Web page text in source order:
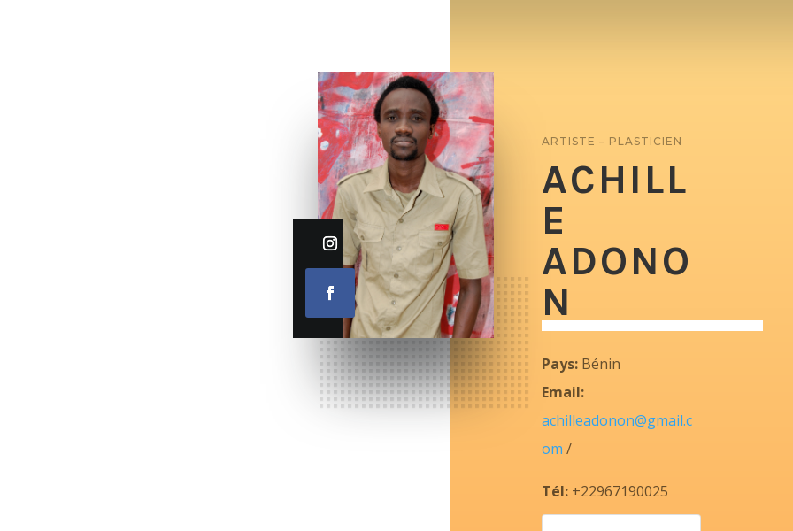
ARTISTE – PLASTICIEN
ACHILL
E
ADONO
N
Pays:Bénin
Email:
achilleadonon@gmail.c
om /
Tél:‭+22967190025‬